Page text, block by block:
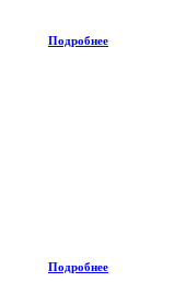
Подробнее
Подробнее